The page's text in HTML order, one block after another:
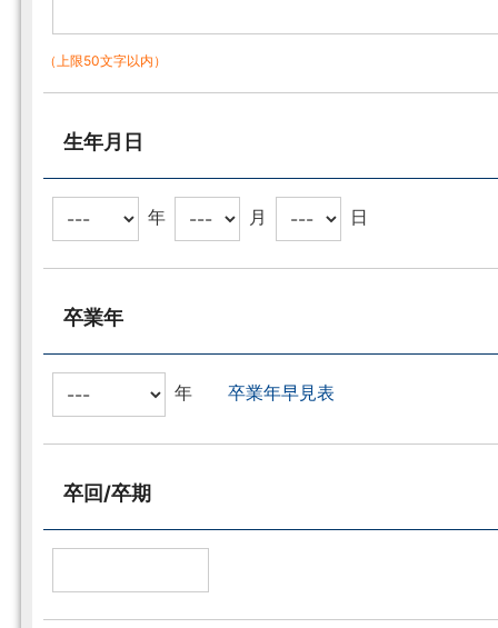
（上限50文字以内）
生年月日
年 月 日
卒業年
年卒業年早見表
卒回/卒期